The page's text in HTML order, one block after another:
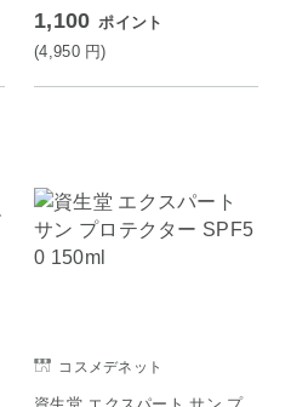
1,100 ポイント
(4,950 円)
コスメデネット